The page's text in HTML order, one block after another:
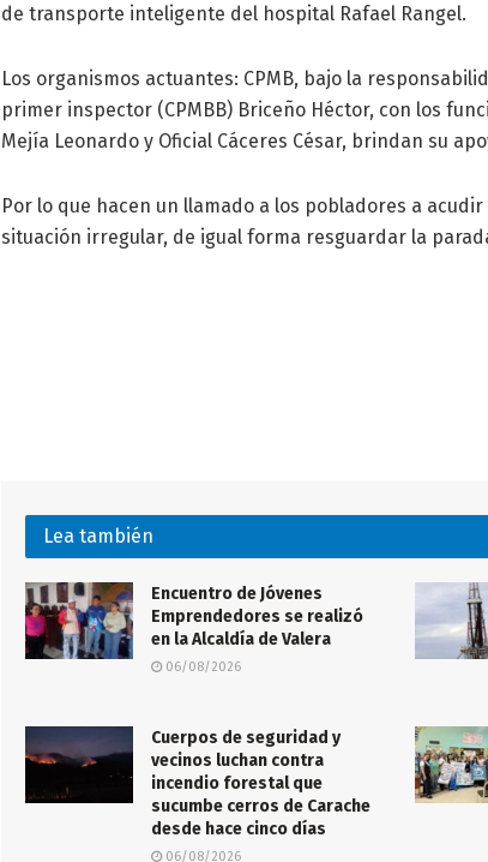
de transporte inteligente del hospital Rafael Rangel.
Los organismos actuantes: CPMB, bajo la
primer inspector (CPMBB) Briceño Héctor, con los
Mejía Leonardo y Oficial Cáceres César, brindan su
Por lo que hacen un llamado a los pobladores a
situación irregular, de igual forma resguardar la
Lea también
Encuentro de Jóvenes
Emprendedores se realizó
en la Alcaldía de Valera
06/08/2026
Cuerpos de seguridad y
vecinos luchan contra
incendio forestal que
sucumbe cerros de Carache
desde hace cinco días
06/08/2026